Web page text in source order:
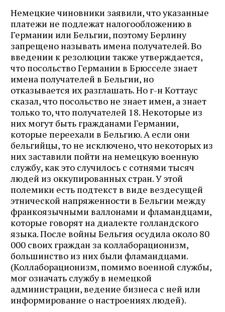
Немецкие чиновники заявили, что указанные
платежи не подлежат налогообложению в
Германии или Бельгии, поэтому Берлину
запрещено называть имена получателей. Во
введении к резолюции также утверждается,
что посольство Германии в Брюсселе знает
имена получателей в Бельгии, но
отказывается их разглашать. Но г-н Коттаус
сказал, что посольство не знает имен, а знает
только то, что получателей 18. Некоторые из
них могут быть гражданами Германии,
которые переехали в Бельгию. А если они
бельгийцы, то не исключено, что некоторых из
них заставили пойти на немецкую военную
службу, как это случилось с сотнями тысяч
людей из оккупированных стран. У этой
полемики есть подтекст в виде вездесущей
этнической напряженности в Бельгии между
франкоязычными валлонами и фламандцами,
которые говорят на диалекте голландского
языка. После войны Бельгия осудила около 80
000 своих граждан за коллаборационизм,
большинство из них были фламандцами.
(Коллаборационизм, помимо военной службы,
мог означать службу в немецкой
администрации, ведение бизнеса с ней или
информирование о настроениях людей).